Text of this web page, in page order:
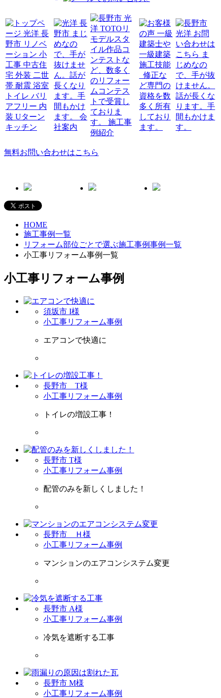
無料お問い合わせはこちら
HOME
施工事例一覧
リフォーム部位ごとで選ぶ施工事例事例一覧
小工事リフォーム事例一覧
小工事リフォーム事例
須坂市 I様
小工事リフォーム事例
エアコンで快適に
長野市 T様
小工事リフォーム事例
トイレの増設工事！
長野市 T様
小工事リフォーム事例
配管のみを新しくしました！
長野市 Ｈ様
小工事リフォーム事例
マンションのエアコンシステム変更
長野市 A様
小工事リフォーム事例
冷気を遮断する工事
長野市 M様
小工事リフォーム事例